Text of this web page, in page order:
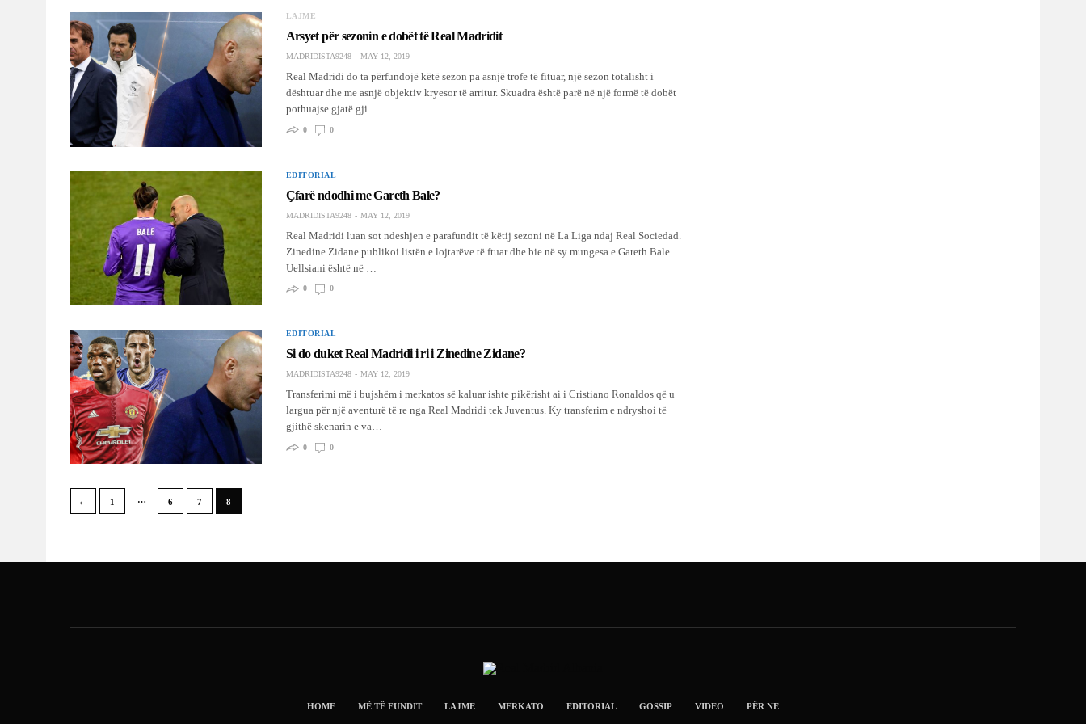
LAJME
Arsyet për sezonin e dobët të Real Madridit
MADRIDISTA9248 MAY 12, 2019
Real Madridi do ta përfundojë këtë sezon pa asnjë trofe të fituar, një sezon totalisht i
dështuar dhe me asnjë objektiv kryesor të arritur. Skuadra është parë në një formë të dobët
pothuajse gjatë gji…
0 0
EDITORIAL
Çfarë ndodhi me Gareth Bale?
MADRIDISTA9248 MAY 12, 2019
Real Madridi luan sot ndeshjen e parafundit të këtij sezoni në La Liga ndaj Real Sociedad.
Zinedine Zidane publikoi listën e lojtarëve të ftuar dhe bie në sy mungesa e Gareth Bale.
Uellsiani është në …
0 0
EDITORIAL
Si do duket Real Madridi i ri i Zinedine Zidane?
MADRIDISTA9248 MAY 12, 2019
Transferimi më i bujshëm i merkatos së kaluar ishte pikërisht ai i Cristiano Ronaldos që u
largua për një aventurë të re nga Real Madridi tek Juventus. Ky transferim e ndryshoi të
gjithë skenarin e va…
0 0
← 1 … 6 7 8
HOME MË TË FUNDIT LAJME MERKATO EDITORIAL GOSSIP VIDEO PËR NE